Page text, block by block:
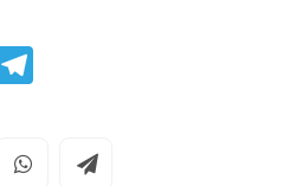
Facebook